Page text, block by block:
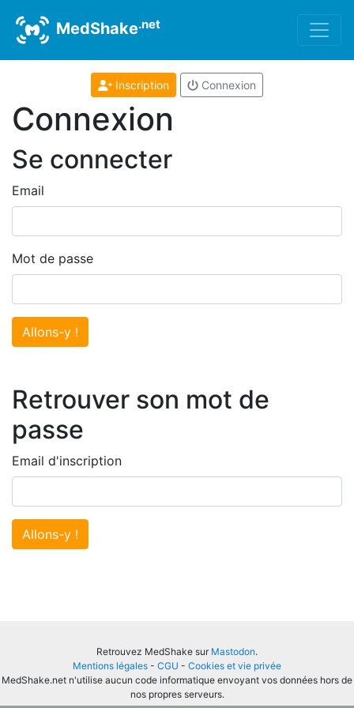
MedShake.net
Inscription Connexion
Connexion
Se connecter
Email
Mot de passe
Allons-y !
Retrouver son mot de
passe
Email d'inscription
Allons-y !
Retrouvez MedShake sur Mastodon.
Mentions légales - CGU - Cookies et vie privée
MedShake.net n'utilise aucun code informatique envoyant vos données hors de
nos propres serveurs.